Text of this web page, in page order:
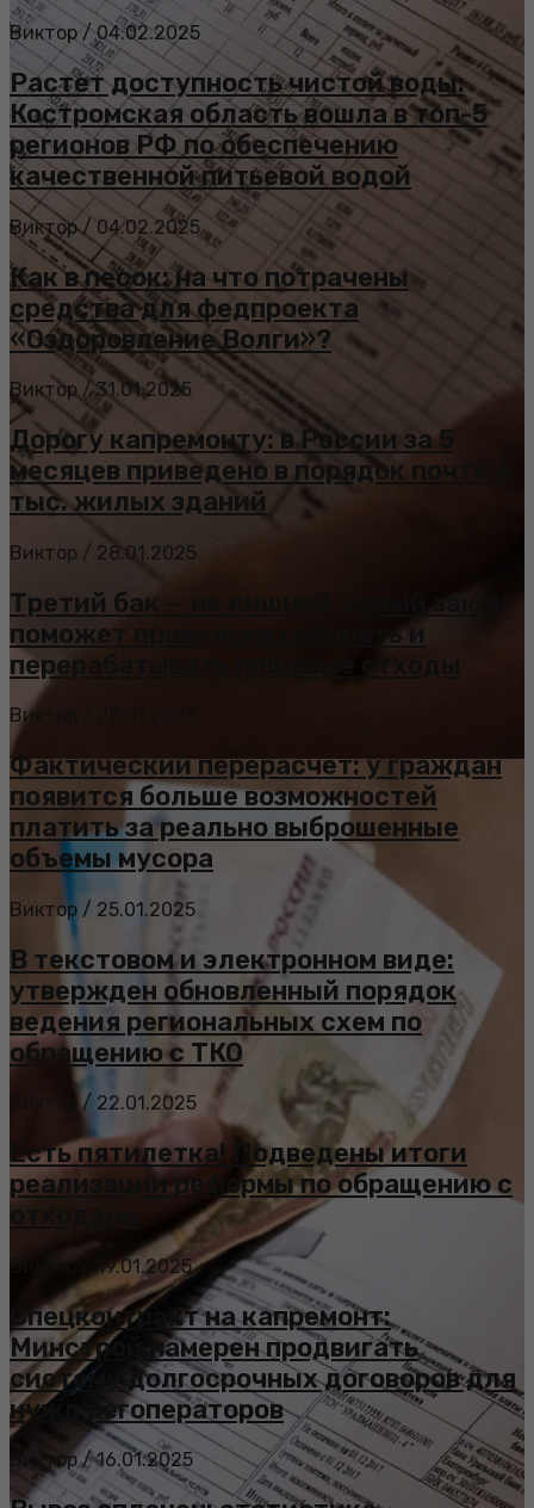
Виктор / 04.02.2025
Растет доступность чистой воды:
Костромская область вошла в топ-5
регионов РФ по обеспечению
качественной питьевой водой
Виктор / 04.02.2025
Как в песок: на что потрачены
средства для федпроекта
«Оздоровление Волги»?
Виктор / 31.01.2025
Дорогу капремонту: в России за 5
месяцев приведено в порядок почти 6
тыс. жилых зданий
Виктор / 28.01.2025
Третий бак — не лишний: новый закон
поможет правильно собирать и
перерабатывать пищевые отходы
Виктор
Фактический перерасчет: у граждан
появится больше возможностей
платить за реально выброшенные
объемы мусора
Виктор / 25.01.2025
В текстовом и электронном виде:
утвержден обновленный порядок
ведения региональных схем по
обращению с ТКО
/ 22.01.2025
Есть пятилетка! Подведены итоги
реализации реформы по обращению с
отходами
19.01.2025
Спецконтракт на капремонт:
Минстрой намерен продвигать
систему долгосрочных договоров для
нужд регоператоров
Виктор / 16.01.2025